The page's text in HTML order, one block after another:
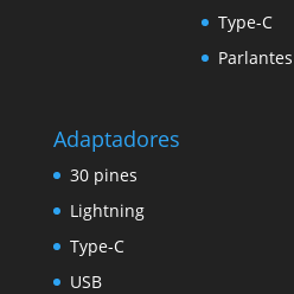
Type-C
Parlantes
Adaptadores
30 pines
Lightning
Type-C
USB